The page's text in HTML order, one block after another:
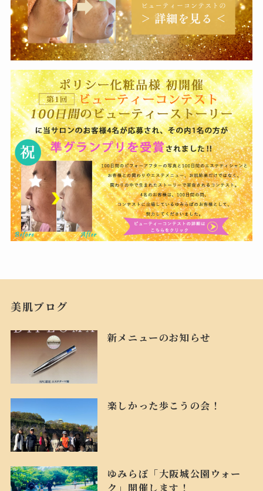
美肌ブログ
新メニューのお知らせ
楽しかった歩こうの会！
ゆみらぼ「大阪城公園ウォー
ク」開催します！